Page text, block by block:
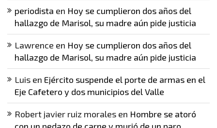
periodista en Hoy se cumplieron dos años del
hallazgo de Marisol, su madre aún pide justicia
Lawrence en Hoy se cumplieron dos años del
hallazgo de Marisol, su madre aún pide justicia
Luis en Ejército suspende el porte de armas en el
Eje Cafetero y dos municipios del Valle
Robert javier ruiz morales en Hombre se atoró